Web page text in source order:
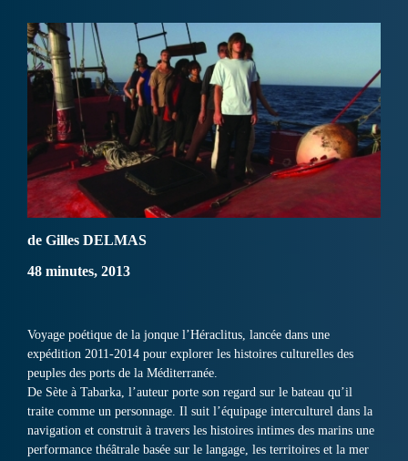
de Gilles DELMAS
48 minutes, 2013
Voyage poétique de la jonque l’Héraclitus, lancée dans une
expédition 2011-2014 pour explorer les histoires culturelles des
peuples des ports de la Méditerranée.
De Sète à Tabarka, l’auteur porte son regard sur le bateau qu’il
traite comme un personnage. Il suit l’équipage interculturel dans la
navigation et construit à travers les histoires intimes des marins une
performance théâtrale basée sur le langage, les territoires et la mer